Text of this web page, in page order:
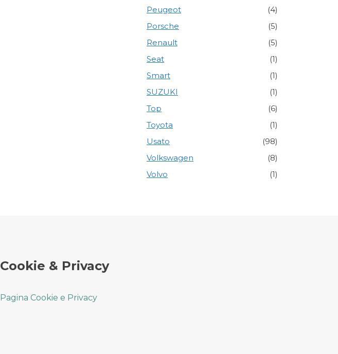
Peugeot
(4)
Porsche
(5)
Renault
(5)
Seat
(1)
Smart
(1)
SUZUKI
(1)
Top
(6)
Toyota
(1)
Usato
(98)
Volkswagen
(8)
Volvo
(1)
Cookie & Privacy
Pagina Cookie e Privacy